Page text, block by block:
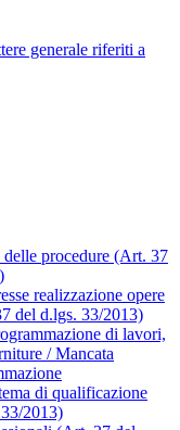
generale riferiti a
procedure (Art. 37
realizzazione opere
del d.lgs. 33/2013)
di lavori,
/ Mancata
di qualificazione
2013)